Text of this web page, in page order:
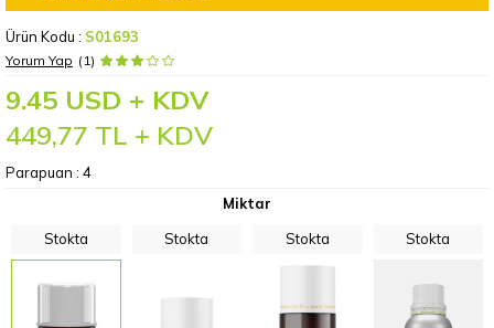
Ürün Kodu : S01693
Yorum Yap (1)
9.45 USD + KDV
449,77 TL + KDV
Parapuan : 4
Miktar
Stokta
Stokta Stokta Stokta